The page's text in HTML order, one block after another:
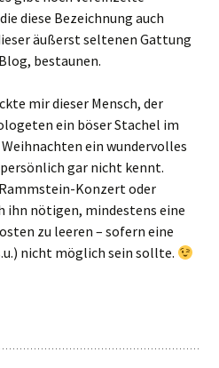
diese Bezeichnung auch
äußerst seltenen Gattung
bestaunen.
mir dieser Mensch, der
ein böser Stachel im
ein wundervolles
gar nicht kennt.
Konzert oder
ihn nötigen, mindestens eine
zu leeren – sofern eine
nicht möglich sein sollte.